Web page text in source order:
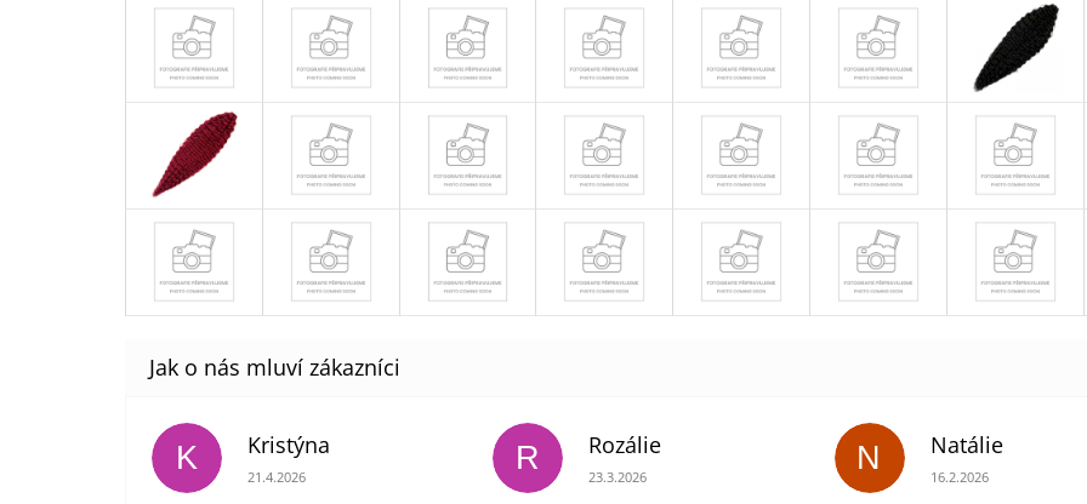
K Kristýna
Hodnocení obchodu je 5 z 5 hvězdiček.
21.4.2026 R Rozálie
Hodnocení obchodu je 3 z 5 hvězdiček.
23.3.2026 N Natálie
Hodnocení obchodu je
16.2.2026